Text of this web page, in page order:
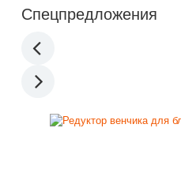
Спецпредложения